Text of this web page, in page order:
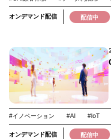
オンデマンド配信 配信中
#イノベーション #AI #IoT
オンデマンド配信 配信中